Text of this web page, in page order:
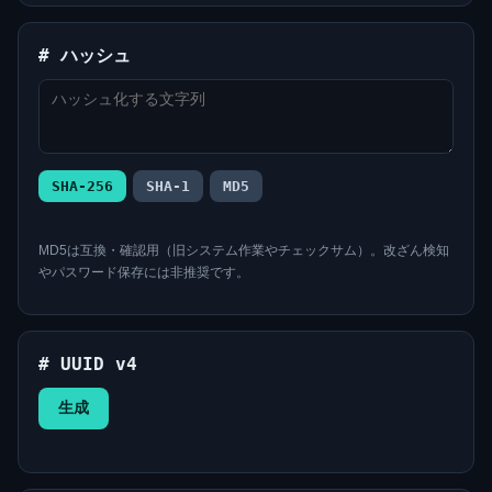
# ハッシュ
SHA-256 SHA-1 MD5
MD5は互換・確認用（旧システム作業やチェックサム）。改ざん検知
やパスワード保存には非推奨です。
# UUID v4
生成